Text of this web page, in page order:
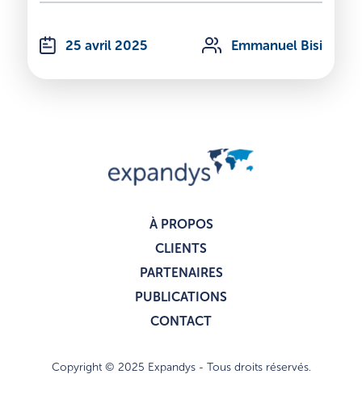
25 avril 2025 Emmanuel Bisi
À PROPOS
CLIENTS
PARTENAIRES
PUBLICATIONS
CONTACT
Copyright © 2025 Expandys - Tous droits réservés.